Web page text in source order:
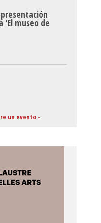
'El museo de
un evento»